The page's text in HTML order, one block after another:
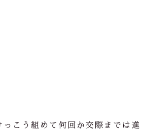
こう組めて何回か交際までは進